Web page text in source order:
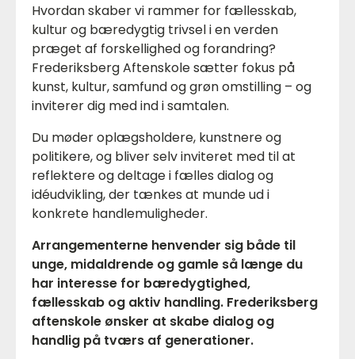
Hvordan skaber vi rammer for fællesskab,
kultur og bæredygtig trivsel i en verden
præget af forskellighed og forandring?
Frederiksberg Aftenskole sætter fokus på
kunst, kultur, samfund og grøn omstilling – og
inviterer dig med ind i samtalen.
Du møder oplægsholdere, kunstnere og
politikere, og bliver selv inviteret med til at
reflektere og deltage i fælles dialog og
idéudvikling, der tænkes at munde ud i
konkrete handlemuligheder.
Arrangementerne henvender sig både til
unge, midaldrende og gamle så længe du
har interesse for bæredygtighed,
fællesskab og aktiv handling. Frederiksberg
aftenskole ønsker at skabe dialog og
handlig på tværs af generationer.